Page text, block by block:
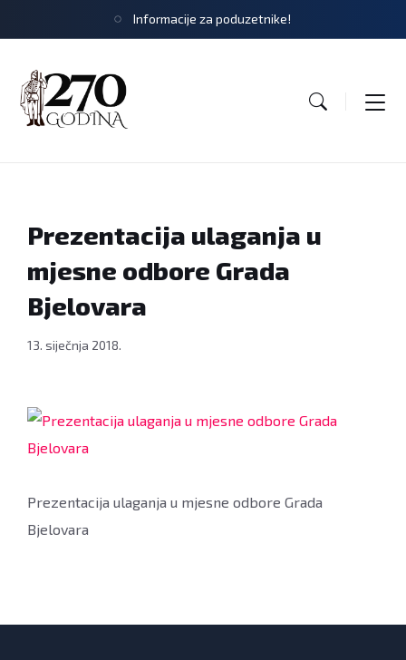
Informacije za poduzetnike!
Prezentacija ulaganja u
mjesne odbore Grada
Bjelovara
13. siječnja 2018.
Prezentacija ulaganja u mjesne odbore Grada
Bjelovara